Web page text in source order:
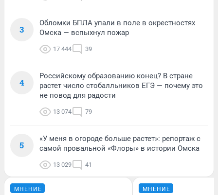
3
Обломки БПЛА упали в поле в окрестностях
Омска — вспыхнул пожар
17 444 39
4
Российскому образованию конец? В стране
растет число стобалльников ЕГЭ — почему это
не повод для радости
13 074 79
5
«У меня в огороде больше растет»: репортаж с
самой провальной «Флоры» в истории Омска
13 029 41
МНЕНИЕ МНЕНИЕ